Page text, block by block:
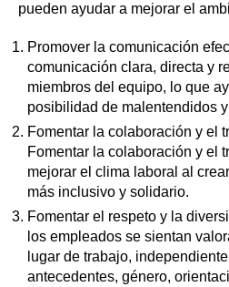
pueden ayudar a mejorar el
Promover la comunicación
comunicación clara, directa y
miembros del equipo, lo que
posibilidad de malentendidos
Fomentar la colaboración y el
Fomentar la colaboración y el
mejorar el clima laboral al
más inclusivo y solidario.
Fomentar el respeto y la
los empleados se sientan
lugar de trabajo,
antecedentes, género,